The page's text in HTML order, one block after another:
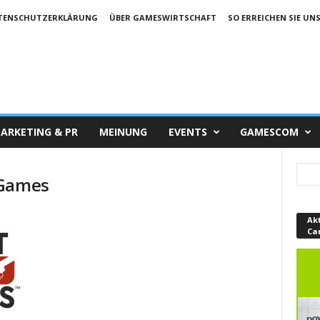
ÜBER GAMESWIRTSCHAFT SO ERREICHEN SIE UNS
& PR MEINUNG EVENTS GAMESCOM